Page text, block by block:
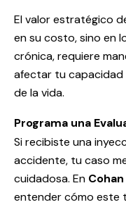
El valor estratégico
en su costo, sino en
crónica, requiere
afectar tu
de la vida.
Programa una
Si recibiste una
accidente, tu caso
cuidadosa. En
entender cómo este